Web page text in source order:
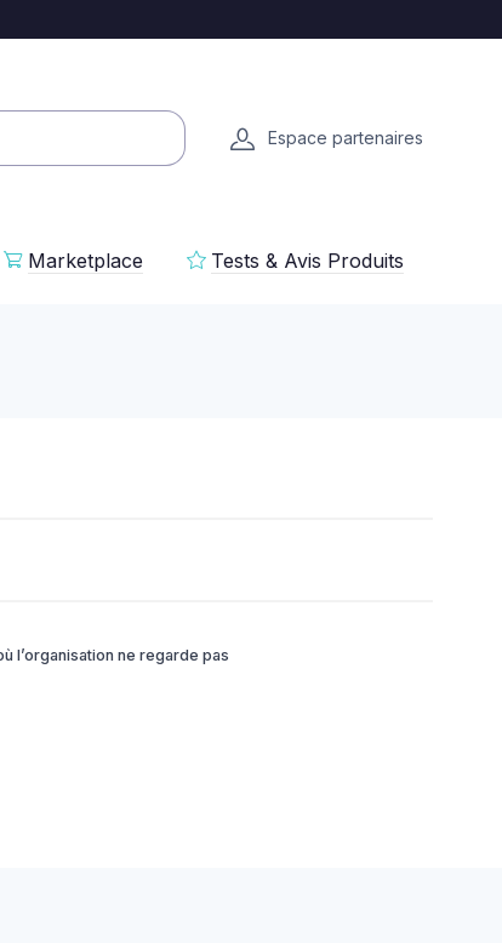
Espace partenaires
Marketplace Tests & Avis Produits
l’organisation ne regarde pas